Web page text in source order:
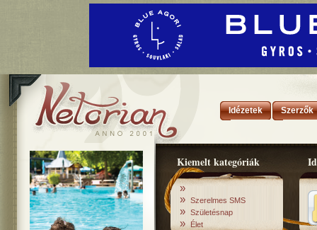
Idézetek Szerzők
Kiemelt kategóriák
»
» Szerelmes SMS
» Születésnap
» Élet